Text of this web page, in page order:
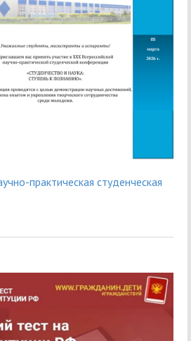
практическая студенческая